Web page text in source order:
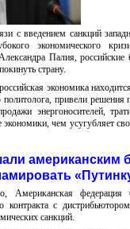
с введением санкций
экономического
Палия,
страну.
экономика
привели решения
энергоносителей,
экономики, чем усугубляет
американским
Американская федерация
контракта с
санкций.